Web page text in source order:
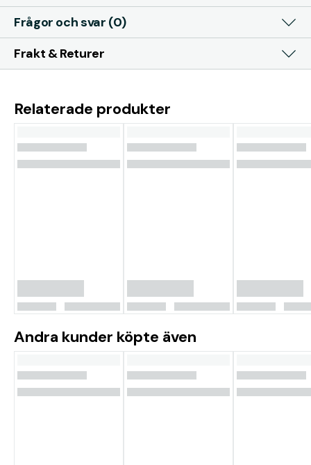
Frågor och svar (0)
Frakt & Returer
Relaterade produkter
Andra kunder köpte även